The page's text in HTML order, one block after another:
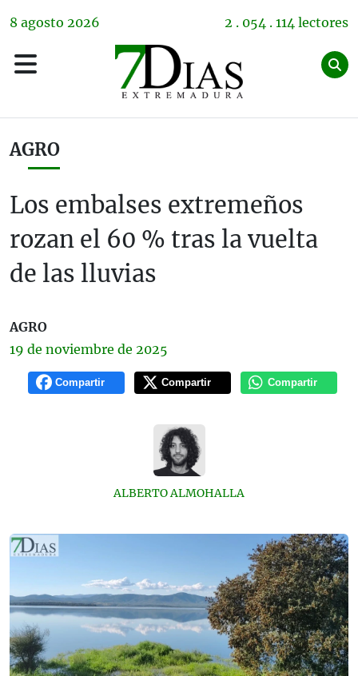
8 agosto 2026 2 . 054 . 114 lectores
AGRO
Los embalses extremeños
rozan el 60 % tras la vuelta
de las lluvias
AGRO
19 de noviembre de 2025
Compartir Compartir Compartir
ALBERTO ALMOHALLA